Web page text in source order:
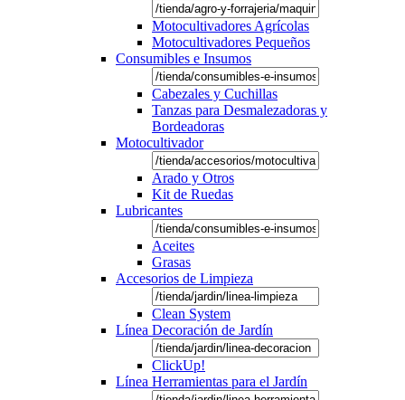
Motocultivadores Agrícolas
Motocultivadores Pequeños
Consumibles e Insumos
Cabezales y Cuchillas
Tanzas para Desmalezadoras y
Bordeadoras
Motocultivador
Arado y Otros
Kit de Ruedas
Lubricantes
Aceites
Grasas
Accesorios de Limpieza
Clean System
Línea Decoración de Jardín
ClickUp!
Línea Herramientas para el Jardín